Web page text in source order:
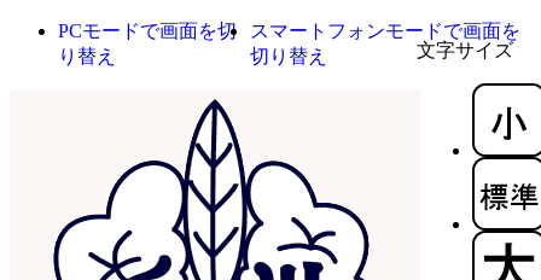
文字サイズ
PCモードで画面を切
り替え
スマートフォンモードで画面を
切り替え